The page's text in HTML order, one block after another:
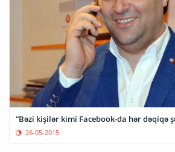
“Bəzi kişilər kimi Facebook-da hər dəqiqə
26-05-2015